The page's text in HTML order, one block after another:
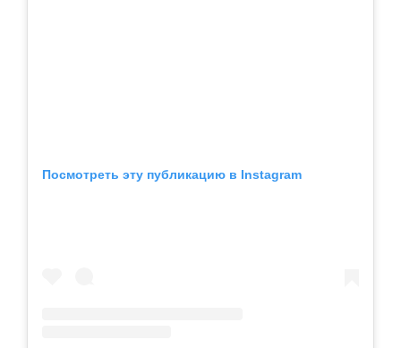
Посмотреть эту публикацию в Instagram